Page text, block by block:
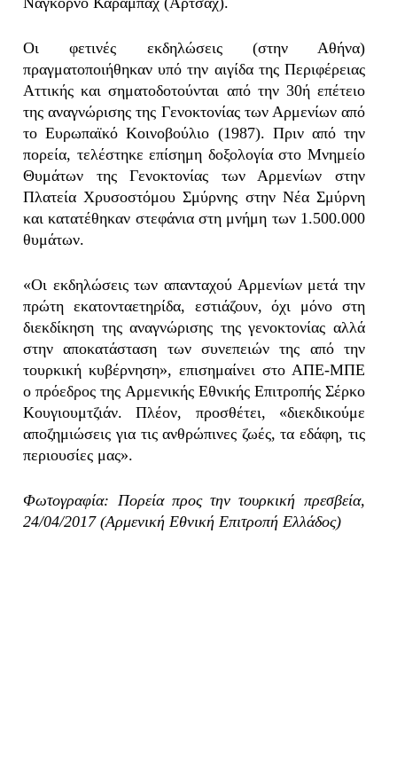
Οι φετινές εκδηλώσεις (στην Αθήνα)
πραγματοποιήθηκαν υπό την αιγίδα της Περιφέρειας
Αττικής και σηματοδοτούνται από την 30ή επέτειο
της αναγνώρισης της Γενοκτονίας των Αρμενίων από
το Ευρωπαϊκό Κοινοβούλιο (1987). Πριν από την
πορεία, τελέστηκε επίσημη δοξολογία στο Μνημείο
Θυμάτων της Γενοκτονίας των Αρμενίων στην
Πλατεία Χρυσοστόμου Σμύρνης στην Νέα Σμύρνη
και κατατέθηκαν στεφάνια στη μνήμη των 1.500.000
θυμάτων.
«Οι εκδηλώσεις των απανταχού Αρμενίων μετά την
πρώτη εκατονταετηρίδα, εστιάζουν, όχι μόνο στη
διεκδίκηση της αναγνώρισης της γενοκτονίας αλλά
στην αποκατάσταση των συνεπειών της από την
τουρκική κυβέρνηση», επισημαίνει στο ΑΠΕ-ΜΠΕ
ο πρόεδρος της Αρμενικής Εθνικής Επιτροπής Σέρκο
Κουγιουμτζιάν. Πλέον, προσθέτει, «διεκδικούμε
αποζημιώσεις για τις ανθρώπινες ζωές, τα εδάφη, τις
περιουσίες μας».
Φωτογραφία: Πορεία προς την τουρκική πρεσβεία,
24/04/2017 (Αρμενική Εθνική Επιτροπή Ελλάδος)